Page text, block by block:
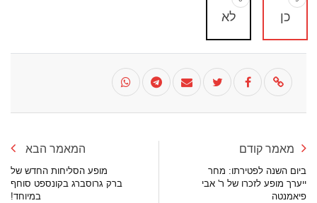
כן לא
מאמר קודם
ביום השנה לפטירתו: מחר
ייערך מופע לזכרו של ר' אבי
פיאמנטה
המאמר הבא
מופע הסליחות החדש של
ברק גרוסברג בקונספט סוחף
במיוחד!